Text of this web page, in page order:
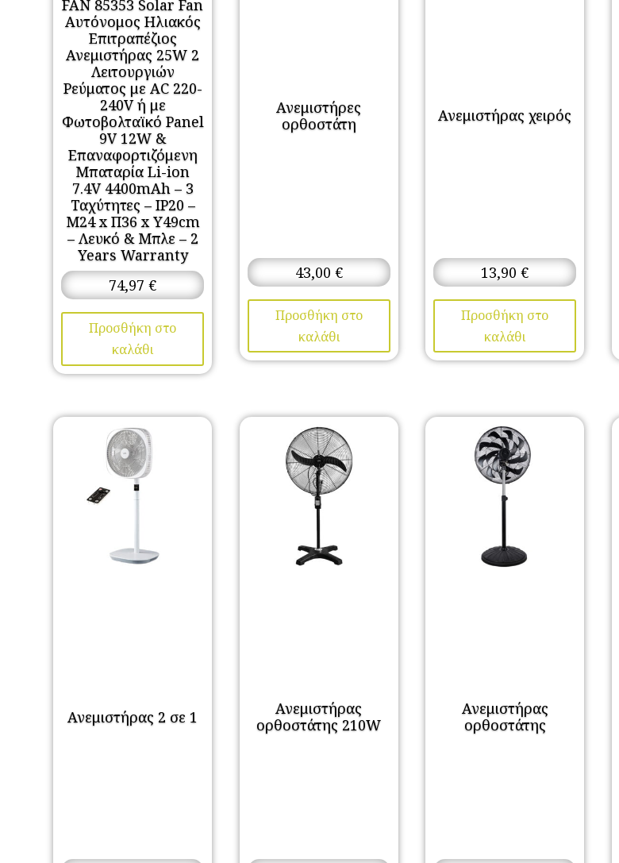
FAN 85353 Solar Fan
Αυτόνομος Ηλιακός
Επιτραπέζιος
Ανεμιστήρας 25W 2
Λειτουργιών
Ρεύματος με AC 220-
240V ή με
Φωτοβολταϊκό Panel
9V 12W &
Επαναφορτιζόμενη
Μπαταρία Li-ion
7.4V 4400mAh – 3
Ταχύτητες – IP20 –
Μ24 x Π36 x Υ49cm
– Λευκό & Μπλε – 2
Years Warranty
74,97€
Προσθήκη στο
καλάθι
Ανεμιστήρες
ορθοστάτη
43,00 €
Προσθήκη στο
καλάθι
Ανεμιστήρας χειρός
13,90€
Προσθήκη στο
καλάθι
Ανεμιστήρας 2 σε 1
Ανεμιστήρας
ορθοστάτης 210W
Ανεμιστήρας
ορθοστάτης